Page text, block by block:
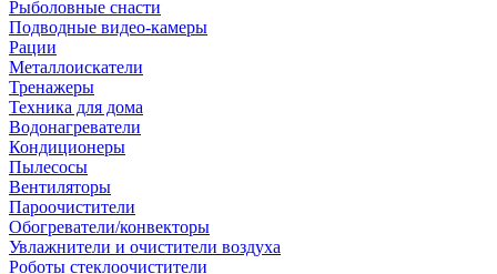
Рыболовные снасти
Подводные видео-камеры
Рации
Металлоискатели
Тренажеры
Техника для дома
Водонагреватели
Кондиционеры
Пылесосы
Вентиляторы
Пароочистители
Обогреватели/конвекторы
Увлажнители и очистители воздуха
Роботы стеклоочистители